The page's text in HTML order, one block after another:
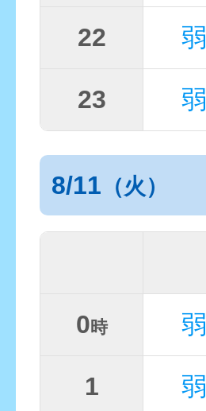
22 弱
23 弱
8/11 （火）
0時 弱
1 弱